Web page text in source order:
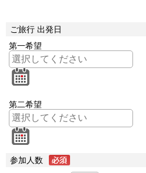
ご旅行 出発日
第一希望
第二希望
参加人数